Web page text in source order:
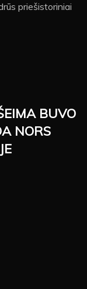
priešistoriniai
BUVO
NORS